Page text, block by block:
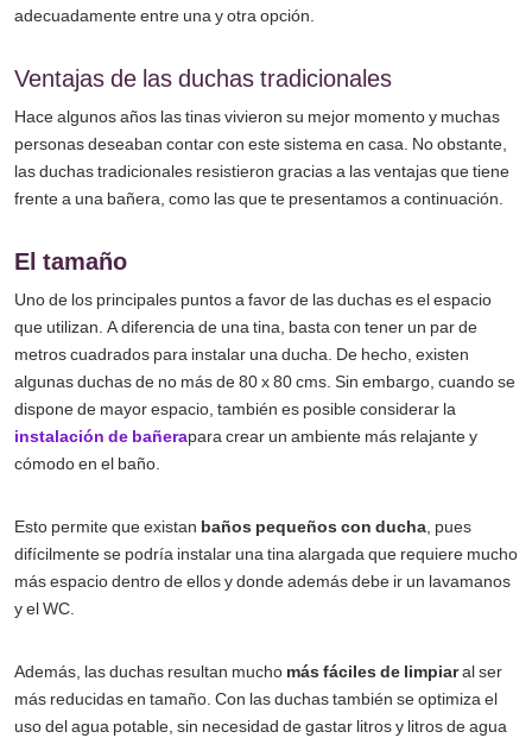
adecuadamente entre una y otra opción.
Ventajas de las duchas tradicionales
Hace algunos años las tinas vivieron su mejor momento y muchas
personas deseaban contar con este sistema en casa. No obstante,
las duchas tradicionales resistieron gracias a las ventajas que tiene
frente a una bañera, como las que te presentamos a continuación.
El tamaño
Uno de los principales puntos a favor de las duchas es el espacio
que utilizan. A diferencia de una tina, basta con tener un par de
metros cuadrados para instalar una ducha. De hecho, existen
algunas duchas de no más de 80 x 80 cms. Sin embargo, cuando se
dispone de mayor espacio, también es posible considerar la
instalación de bañerapara crear un ambiente más relajante y
cómodo en el baño.
Esto permite que existan baños pequeños con ducha , pues
difícilmente se podría instalar una tina alargada que requiere mucho
más espacio dentro de ellos y donde además debe ir un lavamanos
y el WC.
Además, las duchas resultan mucho más fáciles de limpiaral ser
más reducidas en tamaño. Con las duchas también se optimiza el
uso del agua potable, sin necesidad de gastar litros y litros de agua